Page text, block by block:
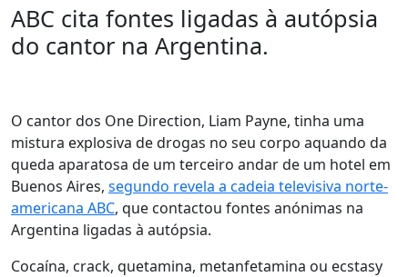
ABC cita fontes ligadas à autópsia
do cantor na Argentina.
O cantor dos One Direction, Liam Payne, tinha uma
mistura explosiva de drogas no seu corpo aquando da
queda aparatosa de um terceiro andar de um hotel em
Buenos Aires, segundo revela a cadeia televisiva norte-
americana ABC, que contactou fontes anónimas na
Argentina ligadas à autópsia.
Cocaína, crack, quetamina, metanfetamina ou ecstasy